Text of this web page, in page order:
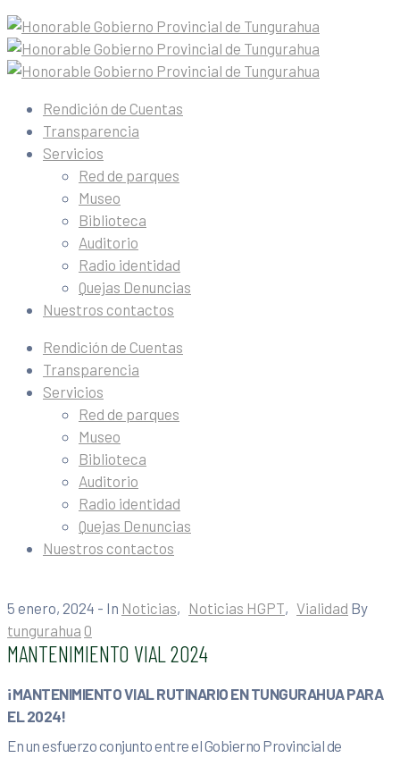
Rendición de Cuentas
Transparencia
Servicios
Red de parques
Museo
Biblioteca
Auditorio
Radio identidad
Quejas Denuncias
Nuestros contactos
Rendición de Cuentas
Transparencia
Servicios
Red de parques
Museo
Biblioteca
Auditorio
Radio identidad
Quejas Denuncias
Nuestros contactos
5 enero, 2024 - In Noticias‚ Noticias HGPT‚ Vialidad By
tungurahua 0
MANTENIMIENTO VIAL 2024
¡MANTENIMIENTO VIAL RUTINARIO EN TUNGURAHUA PARA
EL 2024!
En un esfuerzo conjunto entre el Gobierno Provincial de